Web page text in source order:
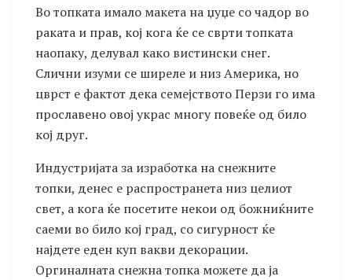
Во топката имало макета на џуџе со чадор во
раката и прав, кој кога ќе се сврти топката
наопаку, делувал како вистински снег.
Слични изуми се ширеле и низ Америка, но
цврст е фактот дека семејството Перзи го има
прославено овој украс многу повеќе од било
кој друг.
Индустријата за изработка на снежните
топки, денес е распространета низ целиот
свет, а кога ќе посетите некои од божниќните
саеми во било кој град, со сигурност ќе
најдете еден куп вакви декорации.
Оргиналната снежна топка можете да ја